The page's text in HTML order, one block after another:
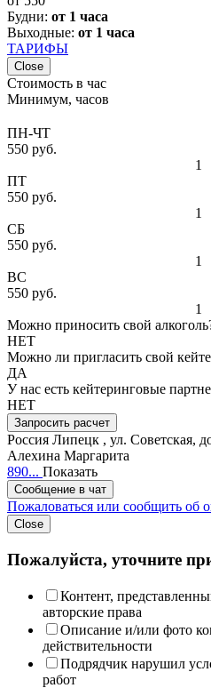
Будни: от 1 часа
Выходные: от 1 часа
ТАРИФЫ
Close
Стоимость в час
Минимум, часов
ПН-ЧТ
550 руб.
1
ПТ
550 руб.
1
СБ
550 руб.
1
ВС
550 руб.
1
Можно приносить свой
НЕТ
Можно ли пригласить свой
ДА
У нас есть кейтеринговые
НЕТ
Запросить расчет
Россия Липецк , ул. Советская,
Алехина Маргарита
890... Показать
Сообщение в чат
Пожаловаться или сообщить об
Close
Пожалуйста, уточните
Контент,
авторские права
Описание и/или фото
действительности
Подрядчик нарушил
работ